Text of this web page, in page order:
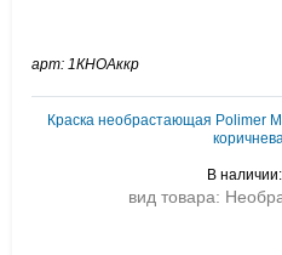
арт: 1КНОАккр
Краска необрастающая Polimer
В
вид товара: